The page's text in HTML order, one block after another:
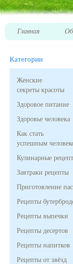
Главная
Категории
Женские
секреты красоты
Здоровое питание
Здоровье человека
Как стать
успешным
Кулинарные
Завтраки рецепты
Приготовление
Рецепты
Рецепты выпечки
Рецепты десертов
Рецепты напитков
Рецепты от звёзд